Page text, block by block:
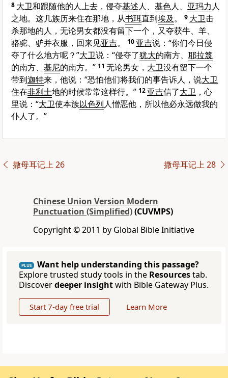
8 大卫和跟随他的人上去，侵夺基述人、 基色人、 亚玛力人
之地。这几族历来住在那地，从书珥直到埃及。 9 大卫击
杀那地的人，无论男女都没有留下一个，又夺获牛、羊、
骆驼、驴并衣服，回来见亚吉。 10 亚吉说：“你们今日侵
夺了什么地方呢？”大卫说：“侵夺了犹大的南方、 耶拉篾
的南方、 基尼的南方。” 11 无论男女， 大卫没有留下一个
带到迦特来，他说：“恐怕他们将我们的事告诉人，说大卫
住在非利士地的时候常常这样行。” 12 亚吉信了大卫 ，心
里说：“大卫使本族以色列人憎恶他，所以他必永远做我的
仆人了。”
撒母耳记上 26 撒母耳记上 28
Chinese Union Version Modern
Punctuation (Simplified)(CUVMPS)
Copyright © 2011 by Global Bible Initiative
PLUS
Want help understanding this passage?
Explore trusted study tools in the Resourcestab.
Discoverdeeper insightwith Bible Gateway Plus.
Start 7-day free trial Learn More